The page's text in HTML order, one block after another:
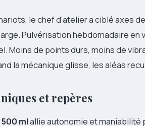
le chef d’atelier a ciblé axes
Pulvérisation hebdomadaire en
Moins de points durs, moins de
la mécanique glisse, les aléas
et repères
500 mlallie autonomie et maniabilité